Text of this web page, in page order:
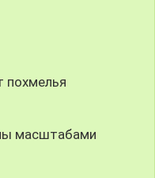
похмелья
масштабами